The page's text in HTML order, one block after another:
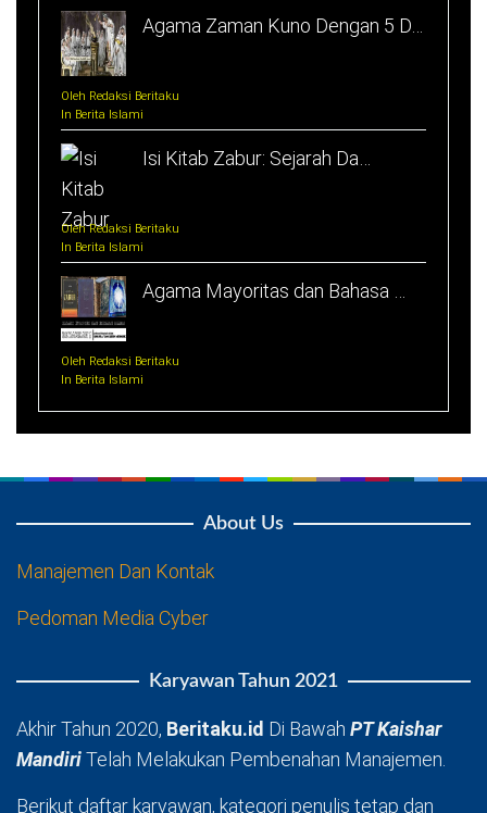
Agama Zaman Kuno Dengan 5 D…
Oleh Redaksi Beritaku
In Berita Islami
Isi Kitab Zabur: Sejarah Da…
Oleh Redaksi Beritaku
In Berita Islami
Agama Mayoritas dan Bahasa …
Oleh Redaksi Beritaku
In Berita Islami
About Us
Manajemen Dan Kontak
Pedoman Media Cyber
Karyawan Tahun 2021
Akhir Tahun 2020, Beritaku.id Di Bawah PT Kaishar
MandiriTelah Melakukan Pembenahan Manajemen.
Berikut daftar karyawan, kategori penulis tetap dan